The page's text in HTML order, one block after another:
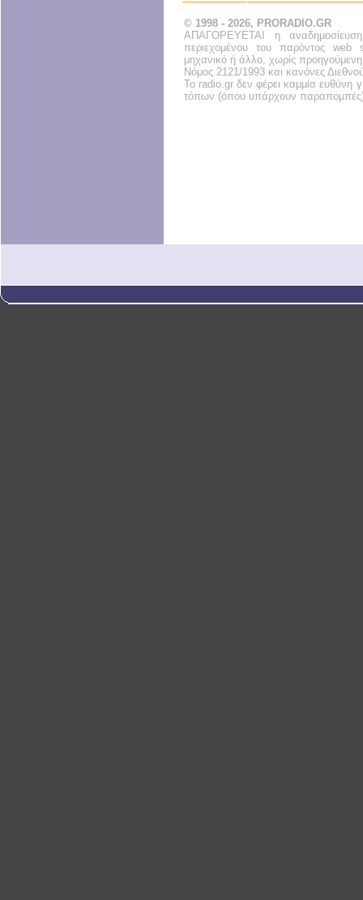
© 1998 - 2026, PRORADIO.GR
ΑΠΑΓΟΡΕΥΕΤΑΙ η
περιεχομένου του παρόντος web
μηχανικό ή άλλο, χωρίς
Νόμος 2121/1993 και κανόνες
Το radio.gr δεν φέρει καμμία ευθύνη
τόπων (όπου υπάρχουν